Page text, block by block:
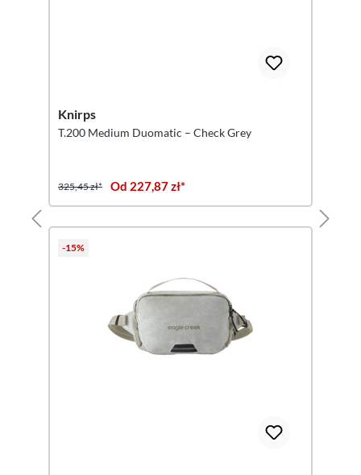
Knirps
T.200 Medium Duomatic – Check Grey
325,45 zł* Od 227,87 zł*
-15%